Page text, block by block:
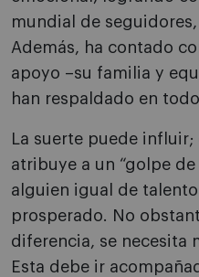
mundial de
Además, ha contado
apoyo –su familia y
han respaldado en
La suerte puede
atribuye a un “golpe
alguien igual de
prosperado. No
diferencia, se necesita
Esta debe ir